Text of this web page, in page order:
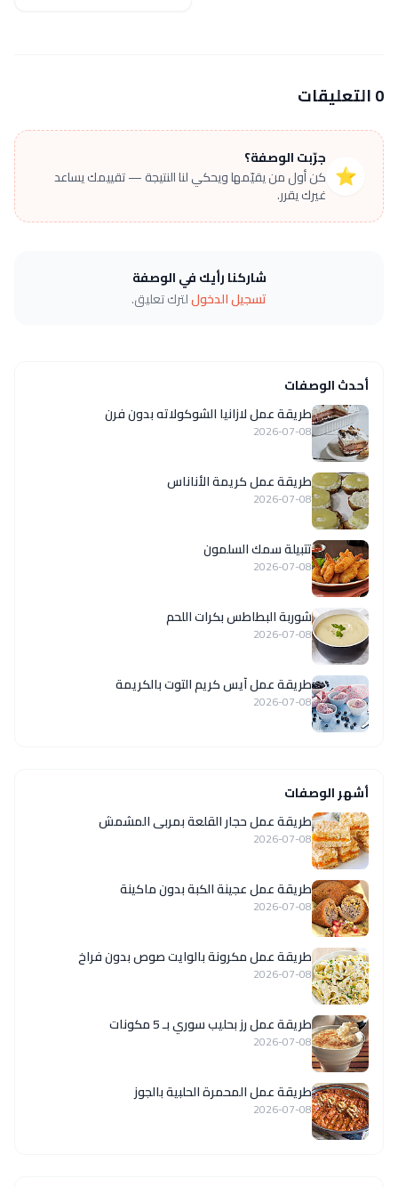
0 التعليقات
⭐
جرّبت الوصفة؟
كن أول من يقيّمها ويحكي لنا النتيجة — تقييمك يساعد
غيرك يقرر.
شاركنا رأيك في الوصفة
تسجيل الدخوللترك تعليق.
أحدث الوصفات
طريقة عمل لازانيا الشوكولاته بدون فرن
2026-07-08
طريقة عمل كريمة الأناناس
2026-07-08
تتبيلة سمك السلمون
2026-07-08
شوربة البطاطس بكرات اللحم
2026-07-08
طريقة عمل آيس كريم التوت بالكريمة
2026-07-08
أشهر الوصفات
طريقة عمل حجار القلعة بمربى المشمش
2026-07-08
طريقة عمل عجينة الكبة بدون ماكينة
2026-07-08
طريقة عمل مكرونة بالوايت صوص بدون فراخ
2026-07-08
طريقة عمل رز بحليب سوري بـ 5 مكونات
2026-07-08
طريقة عمل المحمرة الحلبية بالجوز
2026-07-08